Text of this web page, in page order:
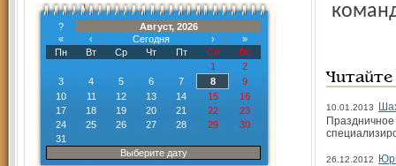
?
Август, 2026
«
‹ Сегодня ›
»
Пн
Вт Ср Чт Пт Сб
Вс
1
2
3
4 5 6 7 8
9
10
11 12 13 14 15
16
17
18 19 20 21 22
23
24
25 26 27 28 29
30
31
Выберите дату
10.01.2013
26.12.2012